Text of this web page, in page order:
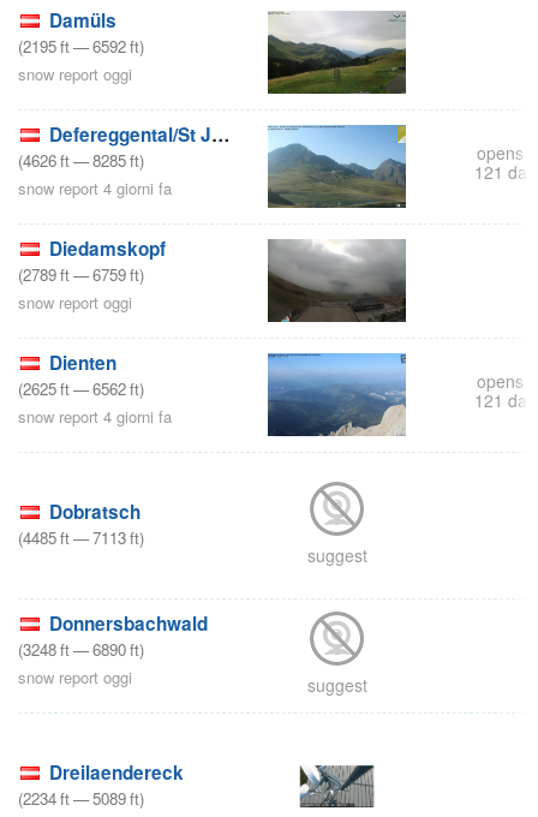
Damüls
(2195ft—6592ft)
snow report oggi
Defereggental/St Jakob
(4626ft—8285ft)
snow report 4 giorni fa
opens
121
Diedamskopf
(2789ft—6759ft)
snow report oggi
Dienten
(2625ft—6562ft)
snow report 4 giorni fa
opens
121
Dobratsch
(4485ft—7113ft)
suggest
Donnersbachwald
(3248ft—6890ft)
snow report oggi
suggest
Dreilaendereck
(2234ft—5089ft)